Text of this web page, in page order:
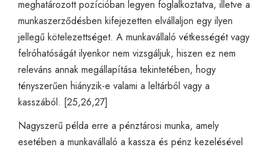
meghatározott pozícióban legyen foglalkoztatva, illetve a
munkaszerződésben kifejezetten elvállaljon egy ilyen
jellegű kötelezettséget. A munkavállaló vétkességét vagy
felróhatóságát ilyenkor nem vizsgáljuk, hiszen ez nem
releváns annak megállapítása tekintetében, hogy
tényszerűen hiányzik-e valami a leltárból vagy a
kasszából. [25,26,27]
Nagyszerű példa erre a pénztárosi munka, amely
esetében a munkavállaló a kassza és pénz kezelésével